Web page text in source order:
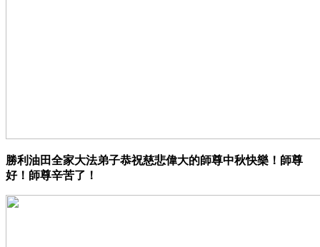
勝利油田全家大法弟子恭祝慈悲偉大的師尊中秋快樂！師尊
好！師尊辛苦了！